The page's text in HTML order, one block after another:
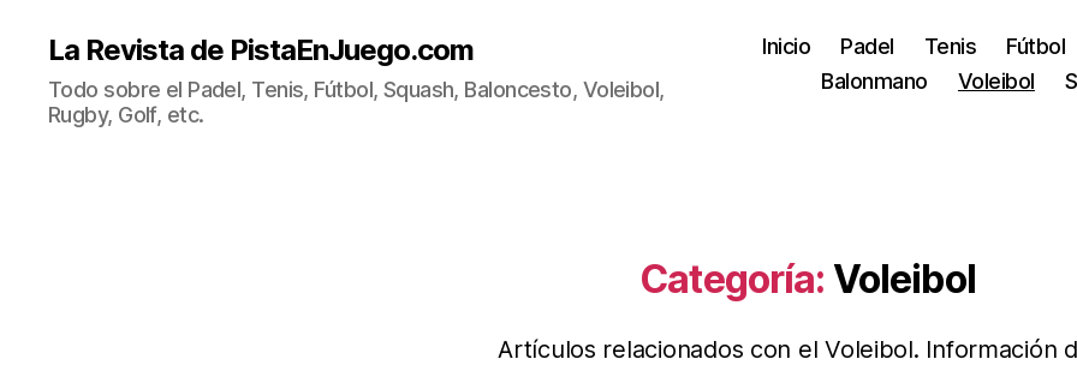
La Revista de PistaEnJuego.com
Todo sobre el Padel, Tenis, Fútbol, Squash, Baloncesto, Voleibol,
Rugby, Golf, etc.
Inicio Padel Tenis
Fútbol
Balonmano
Voleibol
Categoría: Voleibol
Artículos relacionados con el Voleibol. Información